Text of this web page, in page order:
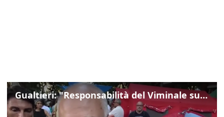
Gualtieri: "Responsabilità del Viminale su Spin Time? La posizione dei partiti è nota"